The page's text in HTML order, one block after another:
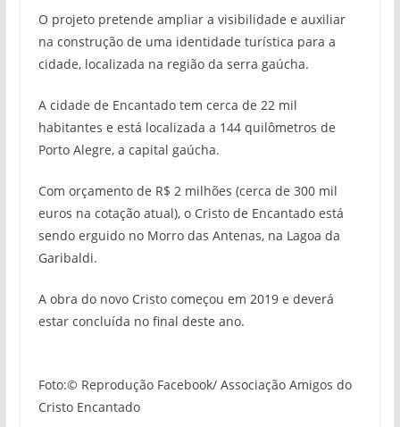
O projeto pretende ampliar a visibilidade e auxiliar
na construção de uma identidade turística para a
cidade, localizada na região da serra gaúcha.
A cidade de Encantado tem cerca de 22 mil
habitantes e está localizada a 144 quilômetros de
Porto Alegre, a capital gaúcha.
Com orçamento de R$ 2 milhões (cerca de 300 mil
euros na cotação atual), o Cristo de Encantado está
sendo erguido no Morro das Antenas, na Lagoa da
Garibaldi.
A obra do novo Cristo começou em 2019 e deverá
estar concluída no final deste ano.
Foto:© Reprodução Facebook/ Associação Amigos do
Cristo Encantado